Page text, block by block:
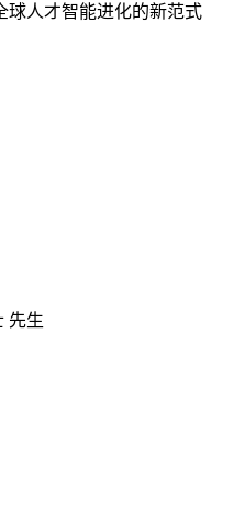
球人才智能进化的新范式
先生